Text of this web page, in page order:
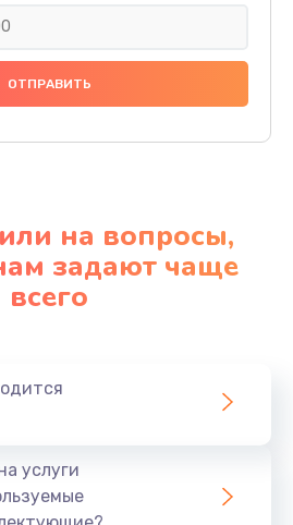
кофемашины
600 руб.
Заказать
хомутов, скобок и колец
Заказать
на вопросы,
задают чаще
всего
услуги